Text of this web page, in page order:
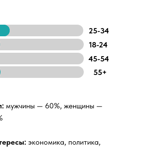
мужчины — 60%, женщины —
экономика, политика,
25-34
18-24
45-54
55+